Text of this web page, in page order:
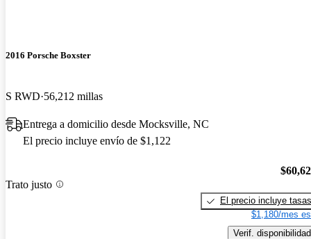
2016 Porsche Boxster
S RWD 56,212 millas
Entrega a domicilio desde Mocksville, NC
El precio incluye envío de $1,122
Trato justo
El precio incluye tasas
$1,180/mes
Verif. disponibilidad